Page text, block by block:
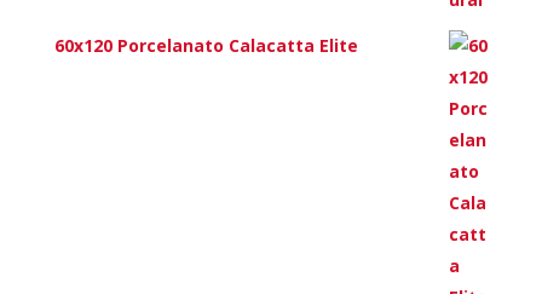
60x120 Porcelanato Calacatta Elite